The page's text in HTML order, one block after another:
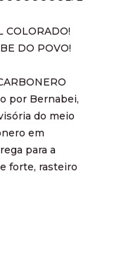
COLORADO!
DO POVO!
por Bernabei,
do meio
em
para a
forte, rasteiro